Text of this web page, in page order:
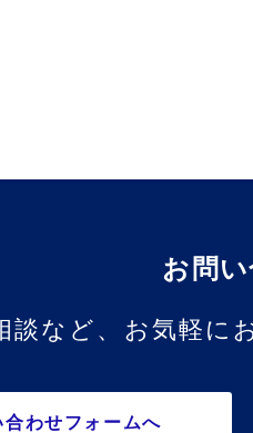
お問
談など、お気軽に
合わせフォームへ